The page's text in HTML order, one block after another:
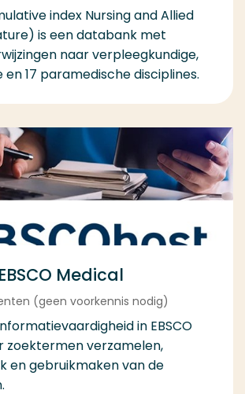
index Nursing and Allied
is een databank met
naar verpleegkundige,
17 paramedische disciplines.
Medical
(geen voorkennis nodig)
in EBSCO
zoektermen verzamelen,
en gebruikmaken van de